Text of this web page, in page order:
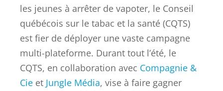
les jeunes à arrêter de vapoter, le Conseil
québécois sur le tabac et la santé (CQTS)
est fier de déployer une vaste campagne
multi-plateforme. Durant tout l’été, le
CQTS, en collaboration avec Compagnie &
Cie et Jungle Média, vise à faire gagner